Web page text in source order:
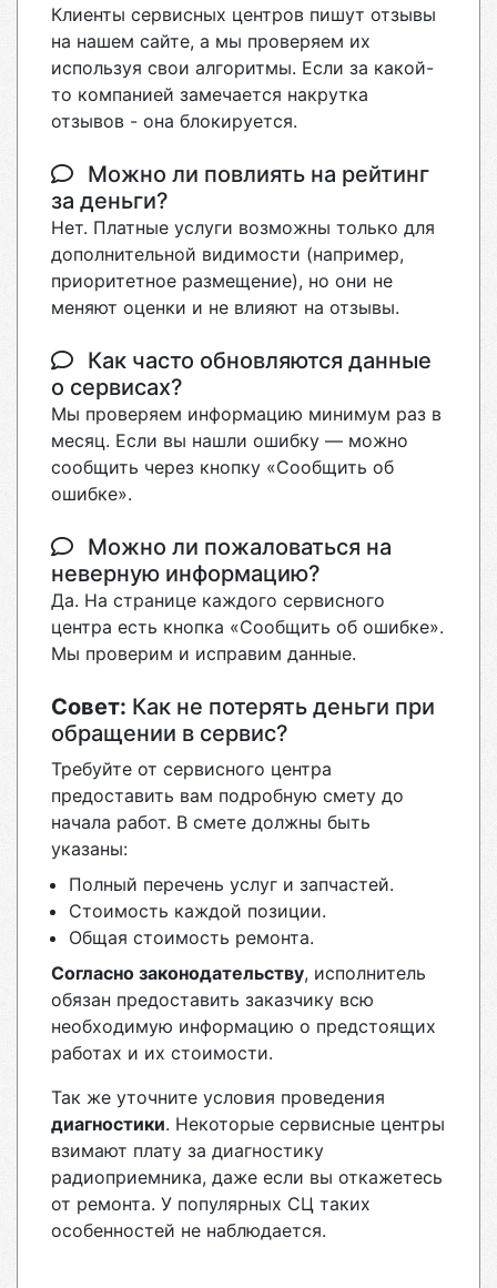
Клиенты сервисных центров пишут отзывы
на нашем сайте, а мы проверяем их
используя свои алгоритмы. Если за какой-
то компанией замечается накрутка
отзывов - она блокируется.
Можно ли повлиять на рейтинг
за деньги?
Нет. Платные услуги возможны только для
дополнительной видимости (например,
приоритетное размещение), но они не
меняют оценки и не влияют на отзывы.
Как часто обновляются данные
о сервисах?
Мы проверяем информацию минимум раз в
месяц. Если вы нашли ошибку — можно
сообщить через кнопку «Сообщить об
ошибке».
Можно ли пожаловаться на
неверную информацию?
Да. На странице каждого сервисного
центра есть кнопка «Сообщить об ошибке».
Мы проверим и исправим данные.
Совет: Как не потерять деньги при
обращении в сервис?
Требуйте от сервисного центра
предоставить вам подробную смету до
начала работ. В смете должны быть
указаны:
Полный перечень услуг и запчастей.
Стоимость каждой позиции.
Общая стоимость ремонта.
Согласно законодательству, исполнитель
обязан предоставить заказчику всю
необходимую информацию о предстоящих
работах и их стоимости.
Так же уточните условия проведения
диагностики. Некоторые сервисные центры
взимают плату за диагностику
радиоприемника, даже если вы откажетесь
от ремонта. У популярных СЦ таких
особенностей не наблюдается.